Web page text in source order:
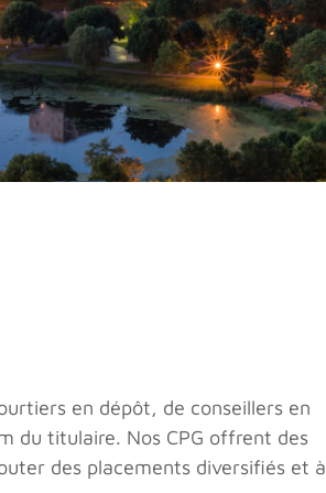
en dépôt, de conseillers en
du titulaire. Nos CPG offrent des
des placements diversifiés et à